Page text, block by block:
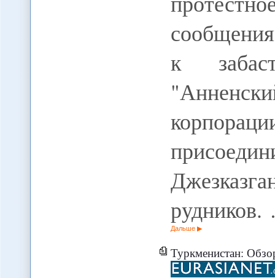
к
Дальше
Туркменистан: